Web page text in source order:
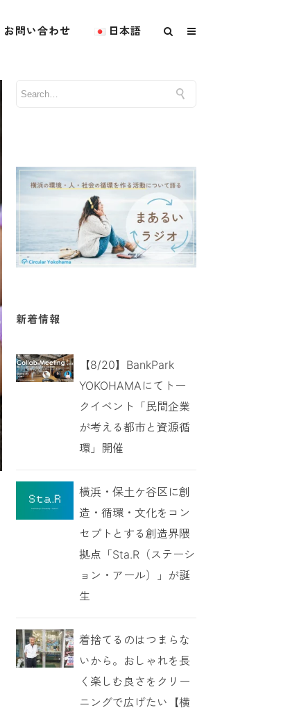
お問い合わせ 日本語
新着情報
【8/20】BankPark
YOKOHAMAにてトー
クイベント「民間企業
が考える都市と資源循
環」開催
横浜・保土ケ谷区に創
造・循環・文化をコン
セプトとする創造界隈
拠点「Sta.R（ステーシ
ョン・アール）」が誕
生
着捨てるのはつまらな
いから。おしゃれを長
く楽しむ良さをクリー
ニングで広げたい【横